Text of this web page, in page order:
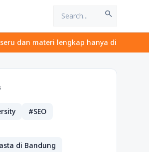
search
materi lengkap hanya di
#SEO
di Bandung